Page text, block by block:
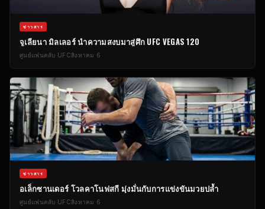
ข่าวสาร
จูเลียนา มิลเลอร์ นำความสงบมาสู่ศึก UFC VEGAS 120
ศูนย์แฟนคลับ UFCสิงหาคม 6
ข่าวสาร
อเล็กซานเดอร์ โวลคาโนฟสกี มุ่งมั่นกับการแข่งขันมวยปล้ำ
ศูนย์แฟนคลับ UFCสิงหาคม 6